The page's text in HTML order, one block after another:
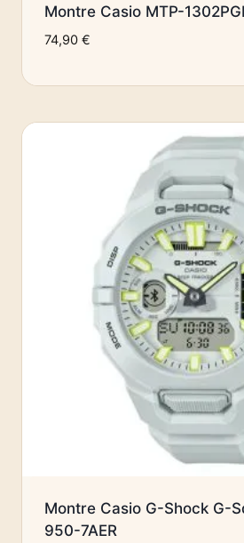
Montre Casio MTP-
74,90 €
Montre Casio G-Shock G-
950-7AER